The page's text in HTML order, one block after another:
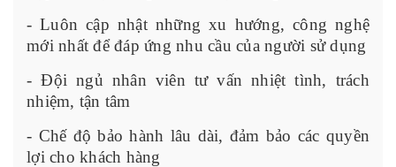
- Luôn cập nhật những xu hướng, công nghệ
mới nhất để đáp ứng nhu cầu của người sử dụng
- Đội ngủ nhân viên tư vấn nhiệt tình, trách
nhiệm, tận tâm
- Chế độ bảo hành lâu dài, đảm bảo các quyền
lợi cho khách hàng